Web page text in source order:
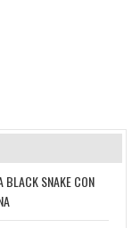
SNAKE CON